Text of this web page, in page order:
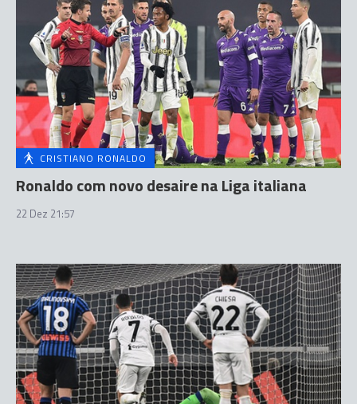
CRISTIANO RONALDO
Ronaldo com novo desaire na Liga italiana
22 Dez 21:57